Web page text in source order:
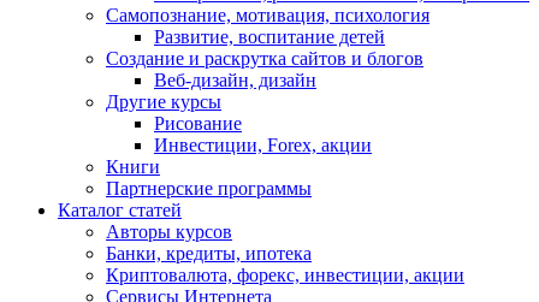
Самопознание, мотивация, психология
Развитие, воспитание детей
Создание и раскрутка сайтов и блогов
Веб-дизайн, дизайн
Другие курсы
Рисование
Инвестиции, Forex, акции
Книги
Партнерские программы
Каталог статей
Авторы курсов
Банки, кредиты, ипотека
Криптовалюта, форекс, инвестиции, акции
Сервисы Интернета